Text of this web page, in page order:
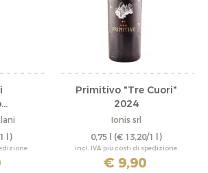
l)
Primitivo "Tre Cuori"
2024
Ionis srl
0,75 l (€ 13,20/1 l)
incl. IVA più costi di spedizione
€ 9,90